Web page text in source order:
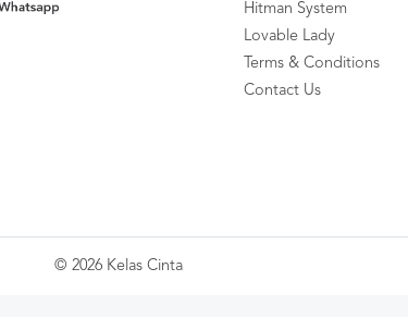
Hitman System
Lovable Lady
Terms & Conditions
Contact Us
© 2026 Kelas Cinta